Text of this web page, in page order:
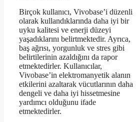
Birçok kullanıcı, Vivobase’i düzenli
olarak kullandıklarında daha iyi bir
uyku kalitesi ve enerji düzeyi
yaşadıklarını belirtmektedir. Ayrıca,
baş ağrısı, yorgunluk ve stres gibi
belirtilerinin azaldığını da rapor
etmektedirler. Kullanıcılar,
Vivobase’in elektromanyetik alanın
etkilerini azaltarak vücutlarının daha
dengeli ve daha iyi hissetmesine
yardımcı olduğunu ifade
etmektedirler.